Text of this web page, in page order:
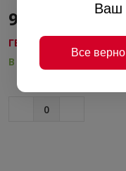
Ваш
Все верно
940 руб./шт
ГEPМЕТИКИ
В наличии